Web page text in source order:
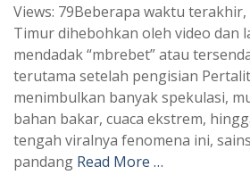
a
t
s
A
p
p
l
e
g
r
a
m
Views: 79Beberapa waktu terakhir,
Timur dihebohkan oleh video dan
mendadak “mbrebet” atau
terutama setelah pengisian
menimbulkan banyak spekulasi,
bahan bakar, cuaca ekstrem,
tengah viralnya fenomena ini,
pandang Read More …